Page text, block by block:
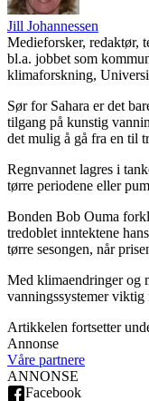
Jill Johannessen
Medieforsker, redaktør,
bl.a. jobbet som
klimaforskning,
Sør for Sahara er det
tilgang på kunstig
det mulig å gå fra en til
Regnvannet lagres i
tørre periodene eller
Bonden Bob Ouma
tredoblet inntektene
tørre sesongen, når
Med klimaendringer og
vanningssystemer viktig
Artikkelen fortsetter
Annonse
Våre partnere
ANNONSE
Facebook